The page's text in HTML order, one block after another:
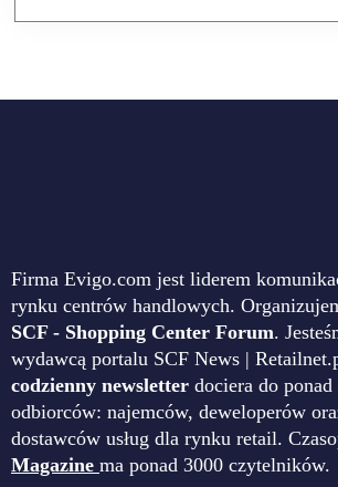
Firma Evigo.com jest liderem
rynku centrów handlowych.
SCF - Shopping Center Forum.
wydawcą portalu SCF News |
codzienny newsletter dociera do ponad
odbiorców: najemców, deweloperów
dostawców usług dla rynku retail.
Magazine ma ponad 3000 czytelników.